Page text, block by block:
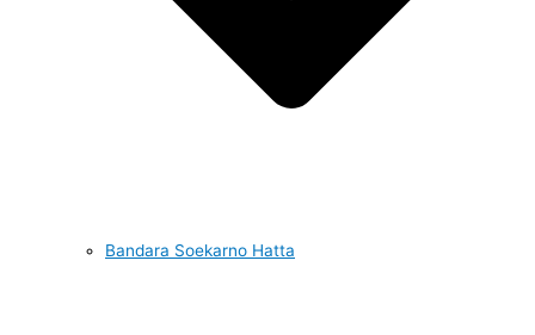
Bandara Soekarno Hatta